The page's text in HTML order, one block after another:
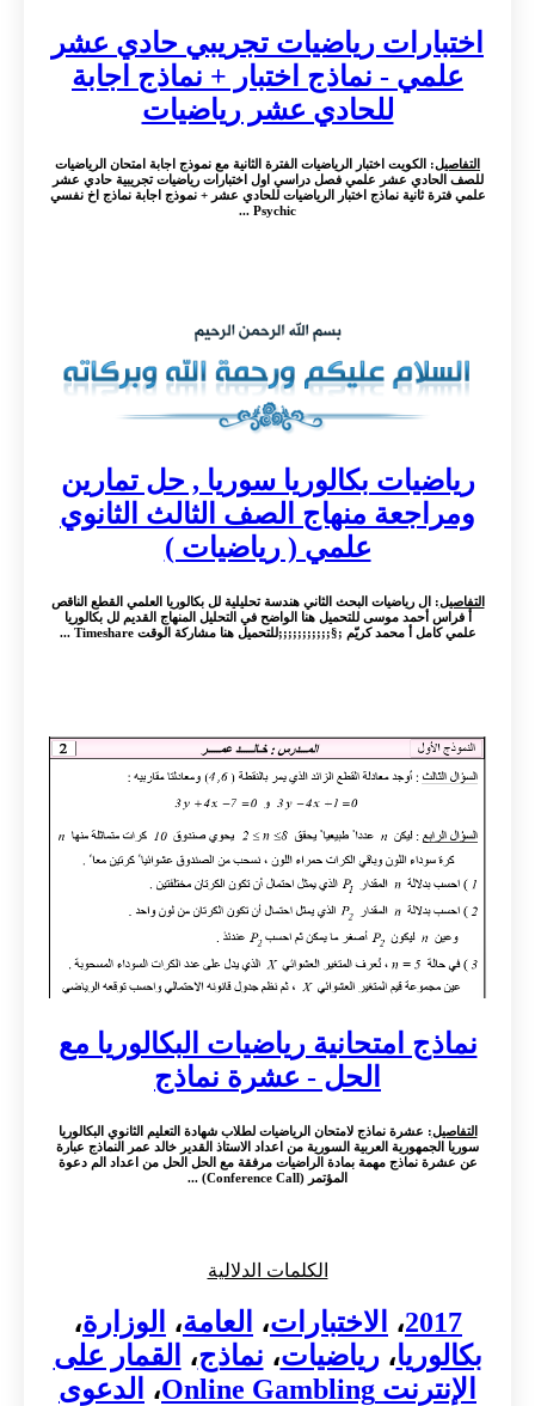
اختبارات رياضيات تجريبي حادي عشر
علمي - نماذج اختبار + نماذج اجابة
للحادي عشر رياضيات
التفاصيل: الكويت اختبار الرياضيات الفترة الثانية مع نموذج اجابة امتحان الرياضيات
للصف الحادي عشر علمي فصل دراسي اول اختبارات رياضيات تجريبية حادي عشر
علمي فترة ثانية نماذج اختبار الرياضيات للحادي عشر + نموذج اجابة نماذج اخ نفسي
Psychic ...
رياضيات بكالوريا سوريا , حل تمارين
ومراجعة منهاج الصف الثالث الثانوي
علمي ( رياضيات )
التفاصيل: ال رياضيات البحث الثاني هندسة تحليلية لل بكالوريا العلمي القطع الناقص
أ فراس أحمد موسى للتحميل هنا الواضح في التحليل المنهاج القديم لل بكالوريا
علمي كامل أ محمد كريّم ;§;;;;;;;;;;;للتحميل هنا مشاركة الوقت Timeshare ...
نماذج امتحانية رياضيات البكالوريا مع
الحل - عشرة نماذج
التفاصيل: عشرة نماذج لامتحان الرياضيات لطلاب شهادة التعليم الثانوي البكالوريا
سوريا الجمهورية العربية السورية من اعداد الاستاذ القدير خالد عمر النماذج عبارة
عن عشرة نماذج مهمة بمادة الراضيات مرفقة مع الحل الحل من اعداد الم دعوة
المؤتمر (Conference Call) ...
الكلمات الدلالية
2017، الاختبارات، العامة، الوزارة،
بكالوريا،رياضيات، نماذج،
القمار على
الإنترنت Online Gambling
، الدعوى